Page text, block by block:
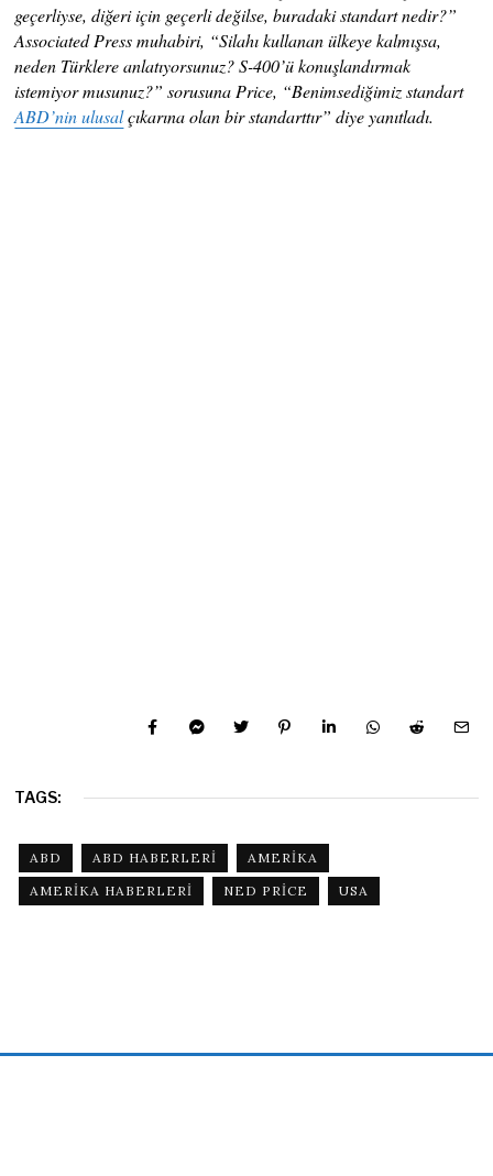
geçerliyse, diğeri için geçerli değilse, buradaki standart nedir?”
Associated Press muhabiri, “Silahı kullanan ülkeye kalmışsa,
neden Türklere anlatıyorsunuz? S-400’ü konuşlandırmak
istemiyor musunuz?” sorusuna Price, “Benimsediğimiz standart
ABD’nin ulusalçıkarına olan bir standarttır” diye yanıtladı.
TAGS:
ABD ABD HABERLERI
AMERIKA
AMERIKA HABERLERI
NED PRICE USA